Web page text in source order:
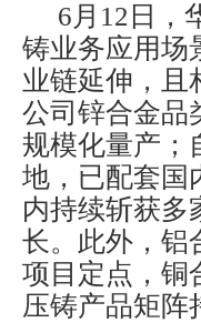
6月12日，
铸业务应用场
业链延伸，且
公司锌合金品
规模化量产；
地，已配套国
内持续斩获多
长。此外，铝
项目定点，铜
压铸产品矩阵